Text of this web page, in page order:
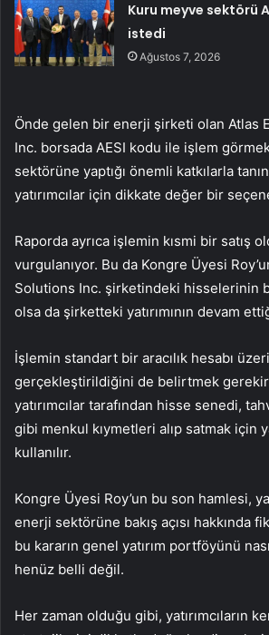
Kuru meyve sektörü
istedi
Ağustos 7, 2026
Önde gelen bir enerji şirketi olan Atlas
Inc. borsada AESI kodu ile işlem
sektörüne yaptığı önemli katkılarla
yatırımcılar için dikkate değer bir
Raporda ayrıca işlemin kısmi bir satış
vurgulanıyor. Bu da Kongre Üyesi
Solutions Inc. şirketindeki hisselerinin
olsa da şirketteki yatırımının devam
İşlemin standart bir aracılık hesabı
gerçekleştirildiğini de belirtmek
yatırımcılar tarafından hisse senedi,
gibi menkul kıymetleri alıp satmak için
kullanılır.
Kongre Üyesi Roy’un bu son hamlesi,
enerji sektörüne bakış açısı hakkında
bu kararın genel yatırım portföyünü
henüz belli değil.
Her zaman olduğu gibi, yatırımcıların